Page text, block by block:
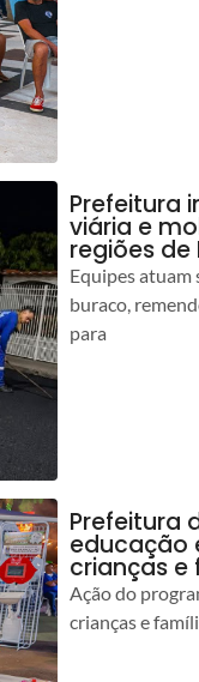
Prefeitura
viária e
regiões de
Equipes atuam
buraco,
para
Prefeitura
educação
crianças e
Ação do
crianças e